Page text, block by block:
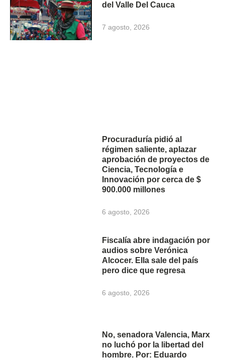
del Valle Del Cauca
7 agosto, 2026
Procuraduría pidió al
régimen saliente, aplazar
aprobación de proyectos de
Ciencia, Tecnología e
Innovación por cerca de $
900.000 millones
6 agosto, 2026
Fiscalía abre indagación por
audios sobre Verónica
Alcocer. Ella sale del país
pero dice que regresa
6 agosto, 2026
No, senadora Valencia, Marx
no luchó por la libertad del
hombre. Por: Eduardo